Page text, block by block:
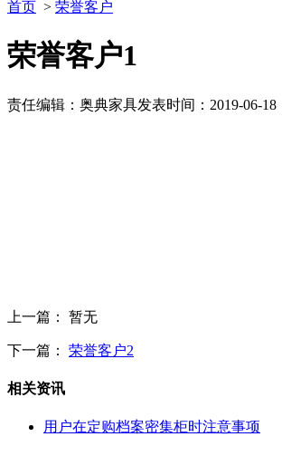
首页 > 荣誉客户
荣誉客户1
责任编辑：奥典家具发表时间：2019-06-18
上一篇： 暂无
下一篇： 荣誉客户2
相关资讯
用户在定购档案密集柜时注意事项